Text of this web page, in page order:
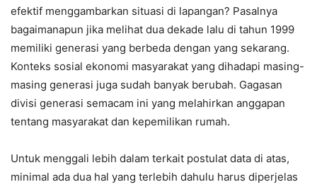
efektif menggambarkan situasi di lapangan? Pasalnya
bagaimanapun jika melihat dua dekade lalu di tahun 1999
memiliki generasi yang berbeda dengan yang sekarang.
Konteks sosial ekonomi masyarakat yang dihadapi masing-
masing generasi juga sudah banyak berubah. Gagasan
divisi generasi semacam ini yang melahirkan anggapan
tentang masyarakat dan kepemilikan rumah.
Untuk menggali lebih dalam terkait postulat data di atas,
minimal ada dua hal yang terlebih dahulu harus diperjelas